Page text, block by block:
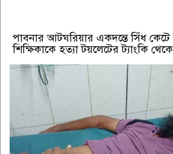
পাবনার আটঘরিয়ার একদন্তে সিঁধ
শিক্ষিকাকে হত্যা টয়লেটের ট্যাংকি